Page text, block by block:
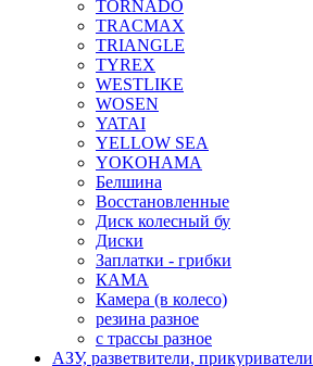
TORNADO
TRACMAX
TRIANGLE
TYREX
WESTLIKE
WOSEN
YATAI
YELLOW SEA
YOKOHAMA
Белшина
Восстановленные
Диск колесный бу
Диски
Заплатки - грибки
КАМА
Камера (в колесо)
резина разное
с трассы разное
АЗУ, разветвители, прикуриватели